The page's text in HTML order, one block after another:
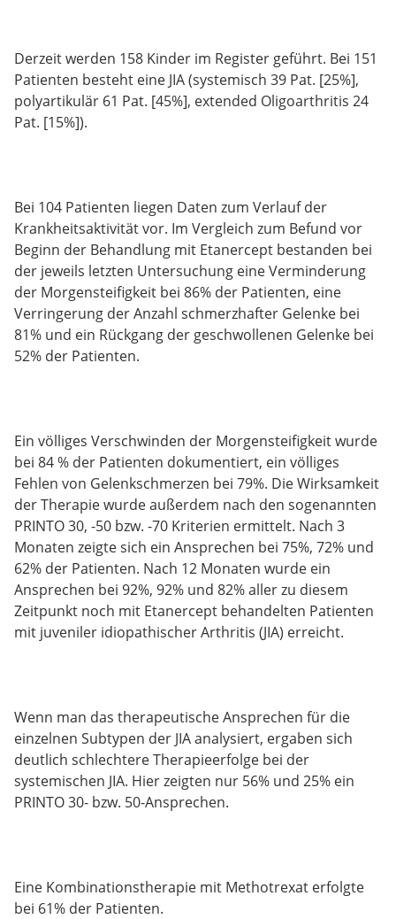
Derzeit werden 158 Kinder im Register geführt. Bei 151
Patienten besteht eine JIA (systemisch 39 Pat. [25%],
polyartikulär 61 Pat. [45%], extended Oligoarthritis 24
Pat. [15%]).
Bei 104 Patienten liegen Daten zum Verlauf der
Krankheitsaktivität vor. Im Vergleich zum Befund vor
Beginn der Behandlung mit Etanercept bestanden bei
der jeweils letzten Untersuchung eine Verminderung
der Morgensteifigkeit bei 86% der Patienten, eine
Verringerung der Anzahl schmerzhafter Gelenke bei
81% und ein Rückgang der geschwollenen Gelenke bei
52% der Patienten.
Ein völliges Verschwinden der Morgensteifigkeit wurde
bei 84 % der Patienten dokumentiert, ein völliges
Fehlen von Gelenkschmerzen bei 79%. Die Wirksamkeit
der Therapie wurde außerdem nach den sogenannten
PRINTO 30, -50 bzw. -70 Kriterien ermittelt. Nach 3
Monaten zeigte sich ein Ansprechen bei 75%, 72% und
62% der Patienten. Nach 12 Monaten wurde ein
Ansprechen bei 92%, 92% und 82% aller zu diesem
Zeitpunkt noch mit Etanercept behandelten Patienten
mit juveniler idiopathischer Arthritis (JIA) erreicht.
Wenn man das therapeutische Ansprechen für die
einzelnen Subtypen der JIA analysiert, ergaben sich
deutlich schlechtere Therapieerfolge bei der
systemischen JIA. Hier zeigten nur 56% und 25% ein
PRINTO 30- bzw. 50-Ansprechen.
Eine Kombinationstherapie mit Methotrexat erfolgte
bei 61% der Patienten.